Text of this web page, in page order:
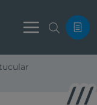
Menu